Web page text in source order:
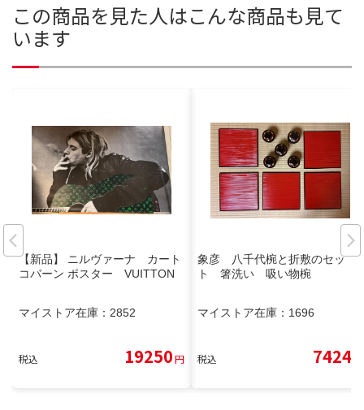
この商品を見た人はこんな商品も見て
います
【新品】 ニルヴァーナ カート
コバーン ポスター VUITTON
マイストア在庫： 2852
税込 19250円
象彦 八千代椀と折敷のセッ
ト 箸洗い 吸い物椀
マイストア在庫： 1696
税込 7424